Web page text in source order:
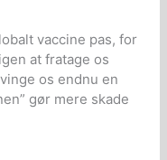
vaccine pas, for
at fratage os
os endnu en
gør mere skade